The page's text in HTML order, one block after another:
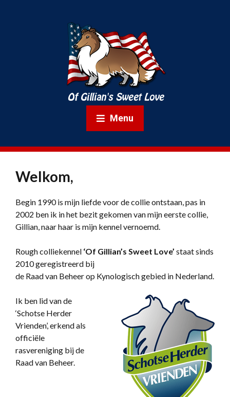
Menu
Welkom,
Begin 1990 is mijn liefde voor de collie ontstaan, pas in
2002 ben ik in het bezit gekomen van mijn eerste collie,
Gillian, naar haar is mijn kennel vernoemd.
Rough colliekennel ‘Of Gillian’s Sweet Love’ staat sinds
2010 geregistreerd bij
de Raad van Beheer op Kynologisch gebied in Nederland.
Ik ben lid van de
‘Schotse Herder
Vrienden’, erkend als
officiële
rasvereniging bij de
Raad van Beheer.